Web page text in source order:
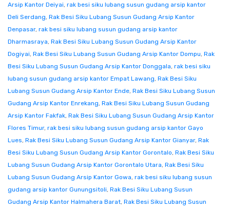
Arsip Kantor Deiyai, rak besi siku lubang susun gudang arsip kantor
Deli Serdang, Rak Besi Siku Lubang Susun Gudang Arsip Kantor
Denpasar, rak besi siku lubang susun gudang arsip kantor
Dharmasraya, Rak Besi Siku Lubang Susun Gudang Arsip Kantor
Dogiyai, Rak Besi Siku Lubang Susun Gudang Arsip Kantor Dompu, Rak
Besi Siku Lubang Susun Gudang Arsip Kantor Donggala, rak besi siku
lubang susun gudang arsip kantor Empat Lawang, Rak Besi Siku
Lubang Susun Gudang Arsip Kantor Ende, Rak Besi Siku Lubang Susun
Gudang Arsip Kantor Enrekang, Rak Besi Siku Lubang Susun Gudang
Arsip Kantor Fakfak, Rak Besi Siku Lubang Susun Gudang Arsip Kantor
Flores Timur, rak besi siku lubang susun gudang arsip kantor Gayo
Lues, Rak Besi Siku Lubang Susun Gudang Arsip Kantor Gianyar, Rak
Besi Siku Lubang Susun Gudang Arsip Kantor Gorontalo, Rak Besi Siku
Lubang Susun Gudang Arsip Kantor Gorontalo Utara, Rak Besi Siku
Lubang Susun Gudang Arsip Kantor Gowa, rak besi siku lubang susun
gudang arsip kantor Gunungsitoli, Rak Besi Siku Lubang Susun
Gudang Arsip Kantor Halmahera Barat, Rak Besi Siku Lubang Susun